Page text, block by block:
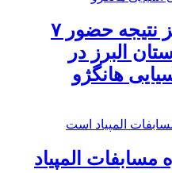
۲ مدال برنز نتیجه حضور ۷
البرز در
هانگژو
مسابفات المپیاد